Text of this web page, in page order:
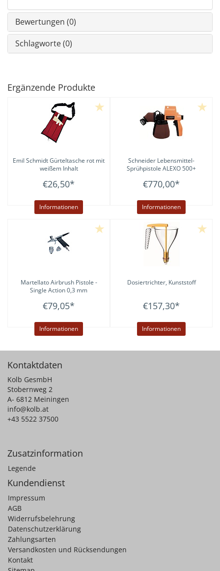
Bewertungen (0)
Schlagworte (0)
Ergänzende Produkte
Emil SchmidtGürteltasche rot mit
weißem Inhalt
€26,50*
Informationen
Schneider Lebensmittel-
Sprühpistole ALEXO 500+
€770,00*
Informationen
MartellatoAirbrush Pistole -
Single Action 0,3 mm
€79,05*
Informationen
Dosiertrichter, Kunststoff
€157,30*
Informationen
Kontaktdaten
Kolb GesmbH
Stobernweg 2
A- 6812 Meiningen
info@kolb.at
+43 5522 37500
Zusatzinformation
Legende
Kundendienst
Impressum
AGB
Widerrufsbelehrung
Datenschutzerklärung
Zahlungsarten
Versandkosten und Rücksendungen
Kontakt